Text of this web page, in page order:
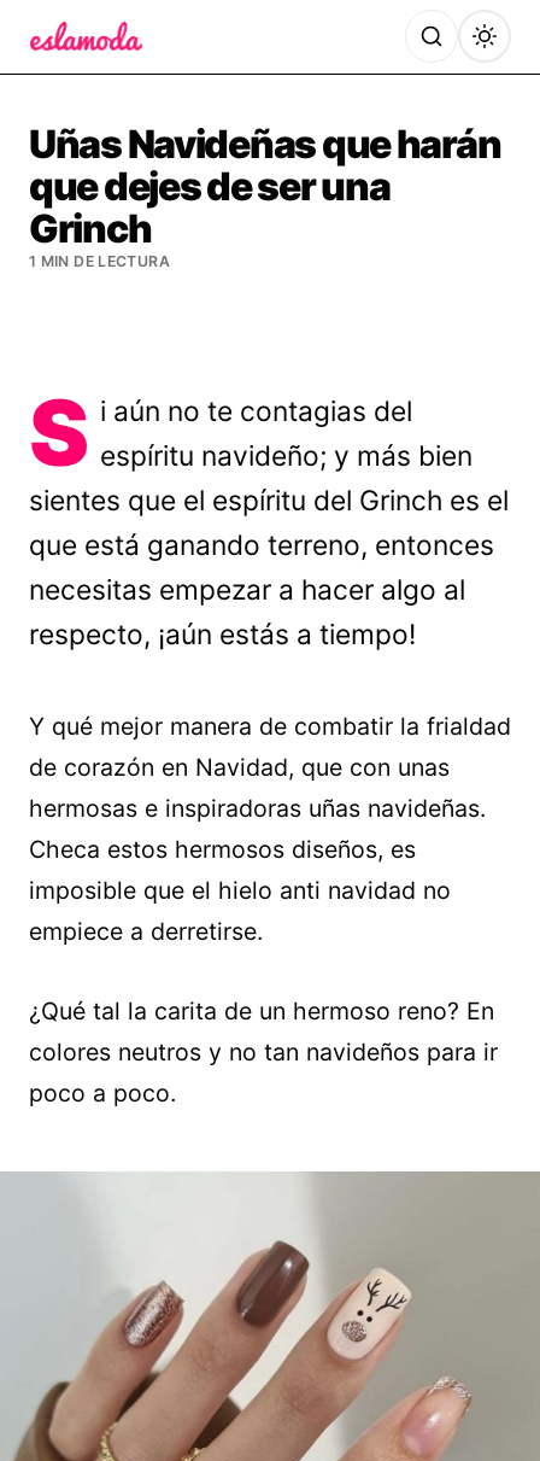
Uñas Navideñas que harán
que dejes de ser una
Grinch
1 MIN DE LECTURA
S i aún no te contagias del
espíritu navideño; y más bien
sientes que el espíritu del Grinch es el
que está ganando terreno, entonces
necesitas empezar a hacer algo al
respecto, ¡aún estás a tiempo!
Y qué mejor manera de combatir la frialdad
de corazón en Navidad, que con unas
hermosas e inspiradoras uñas navideñas.
Checa estos hermosos diseños, es
imposible que el hielo anti navidad no
empiece a derretirse.
¿Qué tal la carita de un hermoso reno? En
colores neutros y no tan navideños para ir
poco a poco.